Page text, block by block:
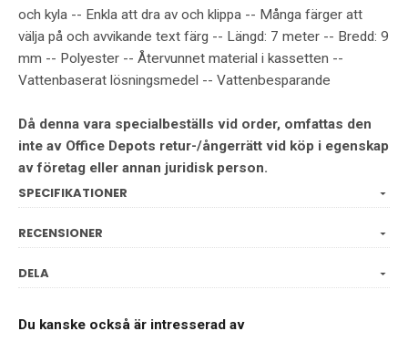
och kyla -- Enkla att dra av och klippa -- Många färger att
välja på och avvikande text färg -- Längd: 7 meter -- Bredd: 9
mm -- Polyester -- Återvunnet material i kassetten --
Vattenbaserat lösningsmedel -- Vattenbesparande
Då denna vara specialbeställs vid order, omfattas den
inte av Office Depots retur-/ångerrätt vid köp i egenskap
av företag eller annan juridisk person.
SPECIFIKATIONER
RECENSIONER
DELA
Du kanske också är intresserad av